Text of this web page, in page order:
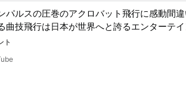
パルスの圧巻のアクロバット飛行に感動間
曲技飛行は日本が世界へと誇るエンターテイ
ト